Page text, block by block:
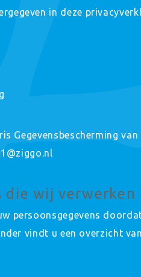
in deze
Gegevensbescherming
die wij verwerken
persoonsgegevens
vindt u een overzicht